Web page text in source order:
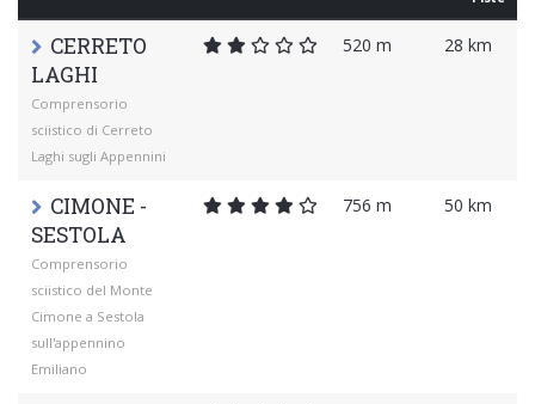
CERRETO
LAGHI
Comprensorio
sciistico di Cerreto
Laghi sugli Appennini
520 m 28 km
CIMONE -
SESTOLA
Comprensorio
sciistico del Monte
Cimone a Sestola
sull'appennino
Emiliano
756 m 50 km